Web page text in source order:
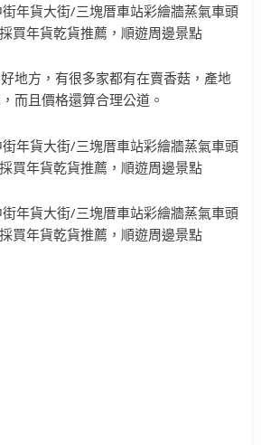
地方，有很多家都有在賣香菇，產地
而且價格還算合理公道。